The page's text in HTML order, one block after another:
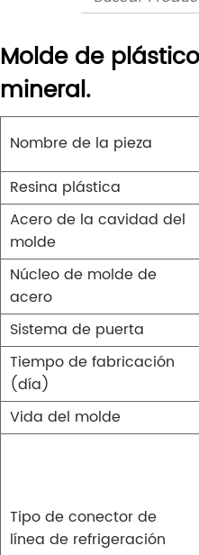
Molde de
mineral.
Nombre de la pieza
Resina plástica
Acero de la cavidad del
molde
Núcleo de molde de
acero
Sistema de puerta
Tiempo de fabricación
(día)
Vida del molde
Tipo de conector de
línea de refrigeración